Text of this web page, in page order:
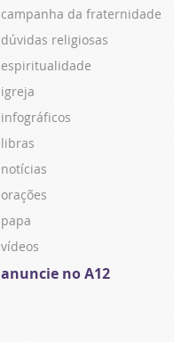
campanha da fraternidade
dúvidas religiosas
espiritualidade
igreja
infográficos
libras
notícias
orações
papa
vídeos
anuncie no A12